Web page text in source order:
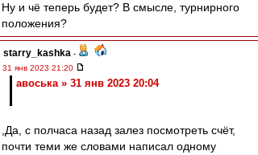
Ну и чё теперь будет? В смысле, турнирного
положения?
starry_kashka -
31 янв 2023 21:20
авоська » 31 янв 2023 20:04
,Да, с полчаса назад залез посмотреть счёт,
почти теми же словами написал одному